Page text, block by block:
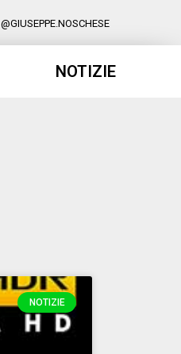
@GIUSEPPE.NOSCHESE
NOTIZIE
NOTIZIE